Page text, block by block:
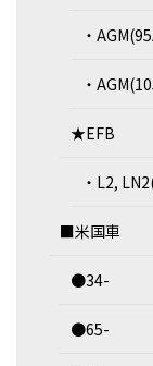
・
・
★EFB
・L2,
■米国車
●34-
●65-